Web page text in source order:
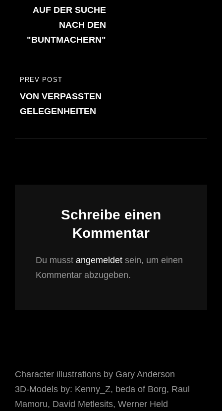
PREVIOUS
POST
PREV POST
VON VERPASSTEN
GELEGENHEITEN
POST
AUF DER SUCHE
NACH DEN
"BUNTMACHERN"
Schreibe einen
Kommentar
Du musst angemeldet sein, um einen
Kommentar abzugeben.
Character illustrations by Gary Anderson
3D-Models by: Kenny_Z, beda of Borg, Raul
Mamoru, David Metlesits, Werner Held